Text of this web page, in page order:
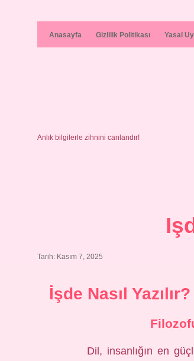
Anasayfa Gizlilik Politikası Yasal
Anlık bilgilerle zihnini canlandır!
Tarih: Kasım 7, 2025
İşde Nasıl
Dil, insanlığın en